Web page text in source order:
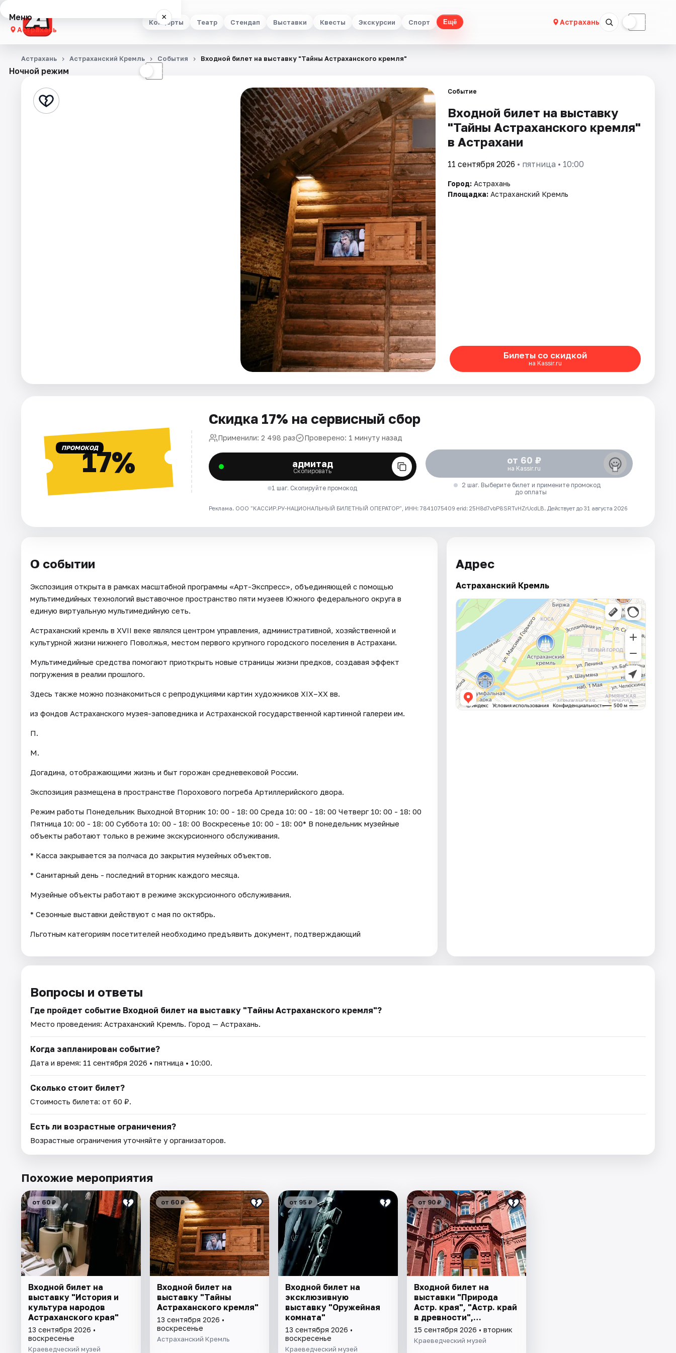
Концерты Театр Стендап Выставки Квесты Экскурсии Спорт Ещё Астрахань ☾
Меню ×
Астрахань
Концерты
Стендап
Ночной режим ☾
Астрахань Астраханский Кремль События Входной билет на выставку "Тайны Астраханского кремля"
Событие
Входной билет на выставку
"Тайны Астраханского кремля"
в Астрахани
11 сентября 2026 • пятница • 10:00
Город: Астрахань
Площадка: Астраханский Кремль
Билеты со скидкой
на Kassir.ru
ПРОМОКОД17%
Скидка 17% на сервисный сбор
Применили: 2 498 раз Проверено: 1 минуту назад
адмитад
Скопировать
1 шаг. Скопируйте промокод
от 60 ₽
на Kassir.ru
2 шаг. Выберите билет и примените промокод
до оплаты
Реклама. ООО "КАССИР.РУ-НАЦИОНАЛЬНЫЙ БИЛЕТНЫЙ ОПЕРАТОР", ИНН: 7841075409 erid: 25H8d7vbP8SRTvHZrUcdLB. Действует до 31 августа 2026
О событии
Экспозиция открыта в рамках масштабной программы «Арт-Экспресс», объединяющей с помощью
мультимедийных технологий выставочное пространство пяти музеев Южного федерального округа в
единую виртуальную мультимедийную сеть.
Астраханский кремль в XVII веке являлся центром управления, административной, хозяйственной и
культурной жизни нижнего Поволжья, местом первого крупного городского поселения в Астрахани.
Мультимедийные средства помогают приоткрыть новые страницы жизни предков, создавая эффект
погружения в реалии прошлого.
Здесь также можно познакомиться с репродукциями картин художников XIX–XX вв.
из фондов Астраханского музея-заповедника и Астраханской государственной картинной галереи им.
П.
М.
Догадина, отображающими жизнь и быт горожан средневековой России.
Экспозиция размещена в пространстве Порохового погреба Артиллерийского двора.
Режим работы Понедельник Выходной Вторник 10: 00 - 18: 00 Среда 10: 00 - 18: 00 Четверг 10: 00 - 18: 00
Пятница 10: 00 - 18: 00 Суббота 10: 00 - 18: 00 Воскресенье 10: 00 - 18: 00* В понедельник музейные
объекты работают только в режиме экскурсионного обслуживания.
* Касса закрывается за полчаса до закрытия музейных объектов.
* Санитарный день - последний вторник каждого месяца.
Музейные объекты работают в режиме экскурсионного обслуживания.
* Cезонные выставки действуют с мая по октябрь.
Льготным категориям посетителей необходимо предъявить документ, подтверждающий
Адрес
Астраханский Кремль
Вопросы и ответы
Где пройдет событие Входной билет на выставку "Тайны Астраханского кремля"?
Место проведения: Астраханский Кремль. Город — Астрахань.
Когда запланирован событие?
Дата и время: 11 сентября 2026 • пятница • 10:00.
Сколько стоит билет?
Стоимость билета: от 60 ₽.
Есть ли возрастные ограничения?
Возрастные ограничения уточняйте у организаторов.
Похожие мероприятия
от 60 ₽
Входной билет на
выставку "История и
культура народов
Астраханского края"
13 сентября 2026 •
воскресенье
Краеведческий музей
от 60 ₽
Входной билет на
выставку "Тайны
Астраханского кремля"
13 сентября 2026 •
воскресенье
Астраханский Кремль
от 95 ₽
Входной билет на
эксклюзивную
выставку "Оружейная
комната"
13 сентября 2026 •
воскресенье
Краеведческий музей
от 90 ₽
Входной билет на
выставки "Природа
Астр. края", "Астр. край
в древности",
"Заселение Астр. края"
15 сентября 2026 • вторник
Краеведческий музей